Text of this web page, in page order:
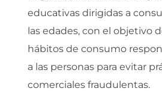
educativas dirigidas a
las edades, con el objetivo
hábitos de consumo
a las personas para evitar
comerciales fraudulentas.